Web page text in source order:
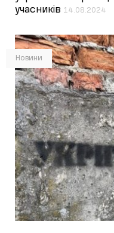
учасників 14.08.2024
Новини